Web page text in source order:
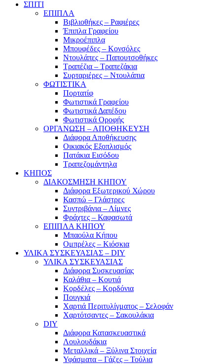
ΣΠΙΤΙ
ΕΠΙΠΛΑ
Βιβλιοθήκες – Ραφιέρες
Έπιπλα Γραφείου
Μικροέπιπλα
Μπουφέδες – Κονσόλες
Ντουλάπες – Παπουτσοθήκες
Τραπέζια – Τραπεζάκια
Συρταριέρες – Ντουλάπια
ΦΩΤΙΣΤΙΚΑ
Πορτατίφ
Φωτιστικά Γραφείου
Φωτιστικά Δαπέδου
Φωτιστικά Οροφής
ΟΡΓΑΝΩΣΗ – ΑΠΟΘΗΚΕΥΣΗ
Διάφορα Αποθήκευσης
Οικιακός Εξοπλισμός
Πατάκια Εισόδου
Τραπεζομάντηλα
ΚΗΠΟΣ
ΔΙΑΚΟΣΜΗΣΗ ΚΗΠΟΥ
Διάφορα Εξωτερικού Χώρου
Κασπώ – Γλάστρες
Συντριβάνια – Λίμνες
Φράχτες – Καφασωτά
ΕΠΙΠΛΑ ΚΗΠΟΥ
Μπαούλα Κήπου
Ομπρέλες – Κιόσκια
ΥΛΙΚΑ ΣΥΣΚΕΥΑΣΙΑΣ – DIY
ΥΛΙΚΑ ΣΥΣΚΕΥΑΣΙΑΣ
Διάφορα Συσκευασίας
Καλάθια – Κουτιά
Κορδέλες – Κορδόνια
Πουγκιά
Χαρτιά Περιτυλίγματος – Σελοφάν
Χαρτότσαντες – Σακουλάκια
DIY
Διάφορα Κατασκευαστικά
Λουλουδάκια
Μεταλλικά – Ξύλινα Στοιχεία
Υφάσματα – Γάζες – Τούλια